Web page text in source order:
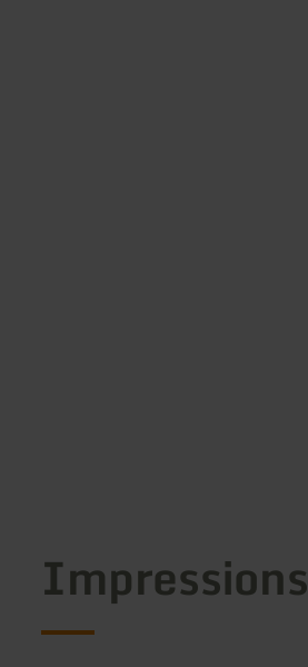
Impressions